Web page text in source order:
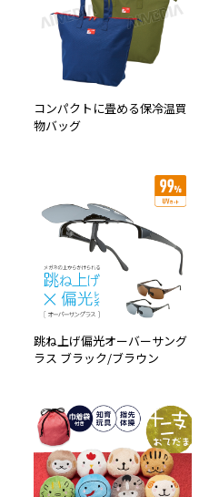
コンパクトに畳める保冷温買
物バッグ
跳ね上げ偏光オーバーサング
ラス ブラック/ブラウン